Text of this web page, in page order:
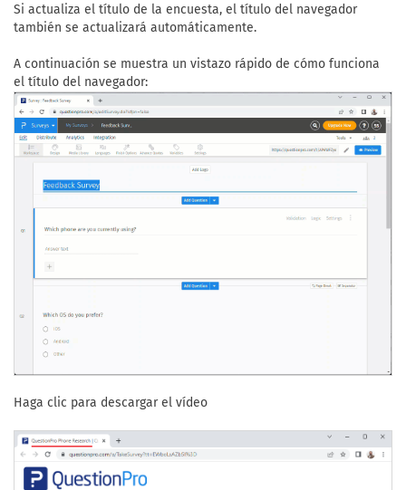
Si actualiza el título de la encuesta, el título del navegador
también se actualizará automáticamente.
A continuación se muestra un vistazo rápido de cómo funciona
el título del navegador:
Haga clic para descargar el vídeo